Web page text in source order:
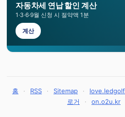
자동차세 연납 할인 계산
1·3·6·9월 신청 시 절약액 1분
계산
홈 · RSS · Sitemap ·
로거
· on.o2u.kr